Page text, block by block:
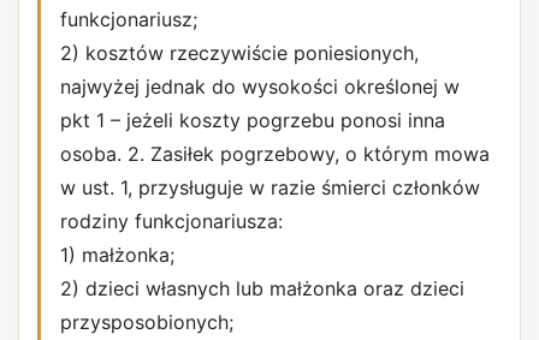
funkcjonariusz;
2) kosztów rzeczywiście poniesionych,
najwyżej jednak do wysokości określonej w
pkt 1 – jeżeli koszty pogrzebu ponosi inna
osoba. 2. Zasiłek pogrzebowy, o którym mowa
w ust. 1, przysługuje w razie śmierci członków
rodziny funkcjonariusza:
1) małżonka;
2) dzieci własnych lub małżonka oraz dzieci
przysposobionych;